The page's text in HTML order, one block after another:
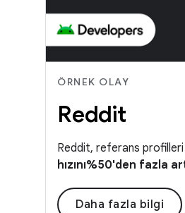
ÖRNEK OLAY
Reddit
Reddit, referans profilleri
hızını%50'den fazla
Daha fazla bilgi